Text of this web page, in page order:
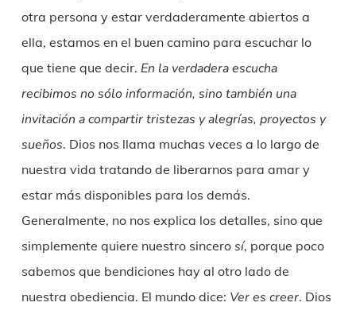
otra persona y estar verdaderamente abiertos a
ella, estamos en el buen camino para escuchar lo
que tiene que decir. En la verdadera escucha
recibimos no sólo información, sino también una
invitación a compartir tristezas y alegrías, proyectos y
sueños. Dios nos llama muchas veces a lo largo de
nuestra vida tratando de liberarnos para amar y
estar más disponibles para los demás.
Generalmente, no nos explica los detalles, sino que
simplemente quiere nuestro sincero sí, porque poco
sabemos que bendiciones hay al otro lado de
nuestra obediencia. El mundo dice: Ver es creer. Dios